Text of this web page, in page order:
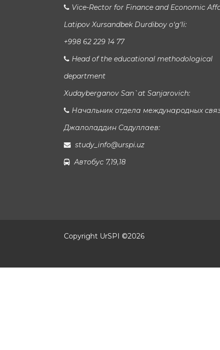
Vice-Rector for Finance and Economic
Latipov Xursandbek Durdiboy o‘g‘li:
+998 62 229 14 77
Head of the educational methodological
department
Xudayberganov San`at Sanjarovich:
Начальник отдела международных
Джалоладдин Садуллаев:
study_info@urspi.uz
Автобус 7,19,18
Copyright UrSPI ©2026